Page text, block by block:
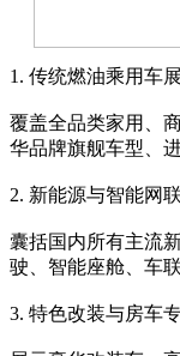
1. 传统燃油乘用车
覆盖全品类家用、
华品牌旗舰车型、
2. 新能源与智能网
囊括国内所有主流
驶、智能座舱、车
3. 特色改装与房车